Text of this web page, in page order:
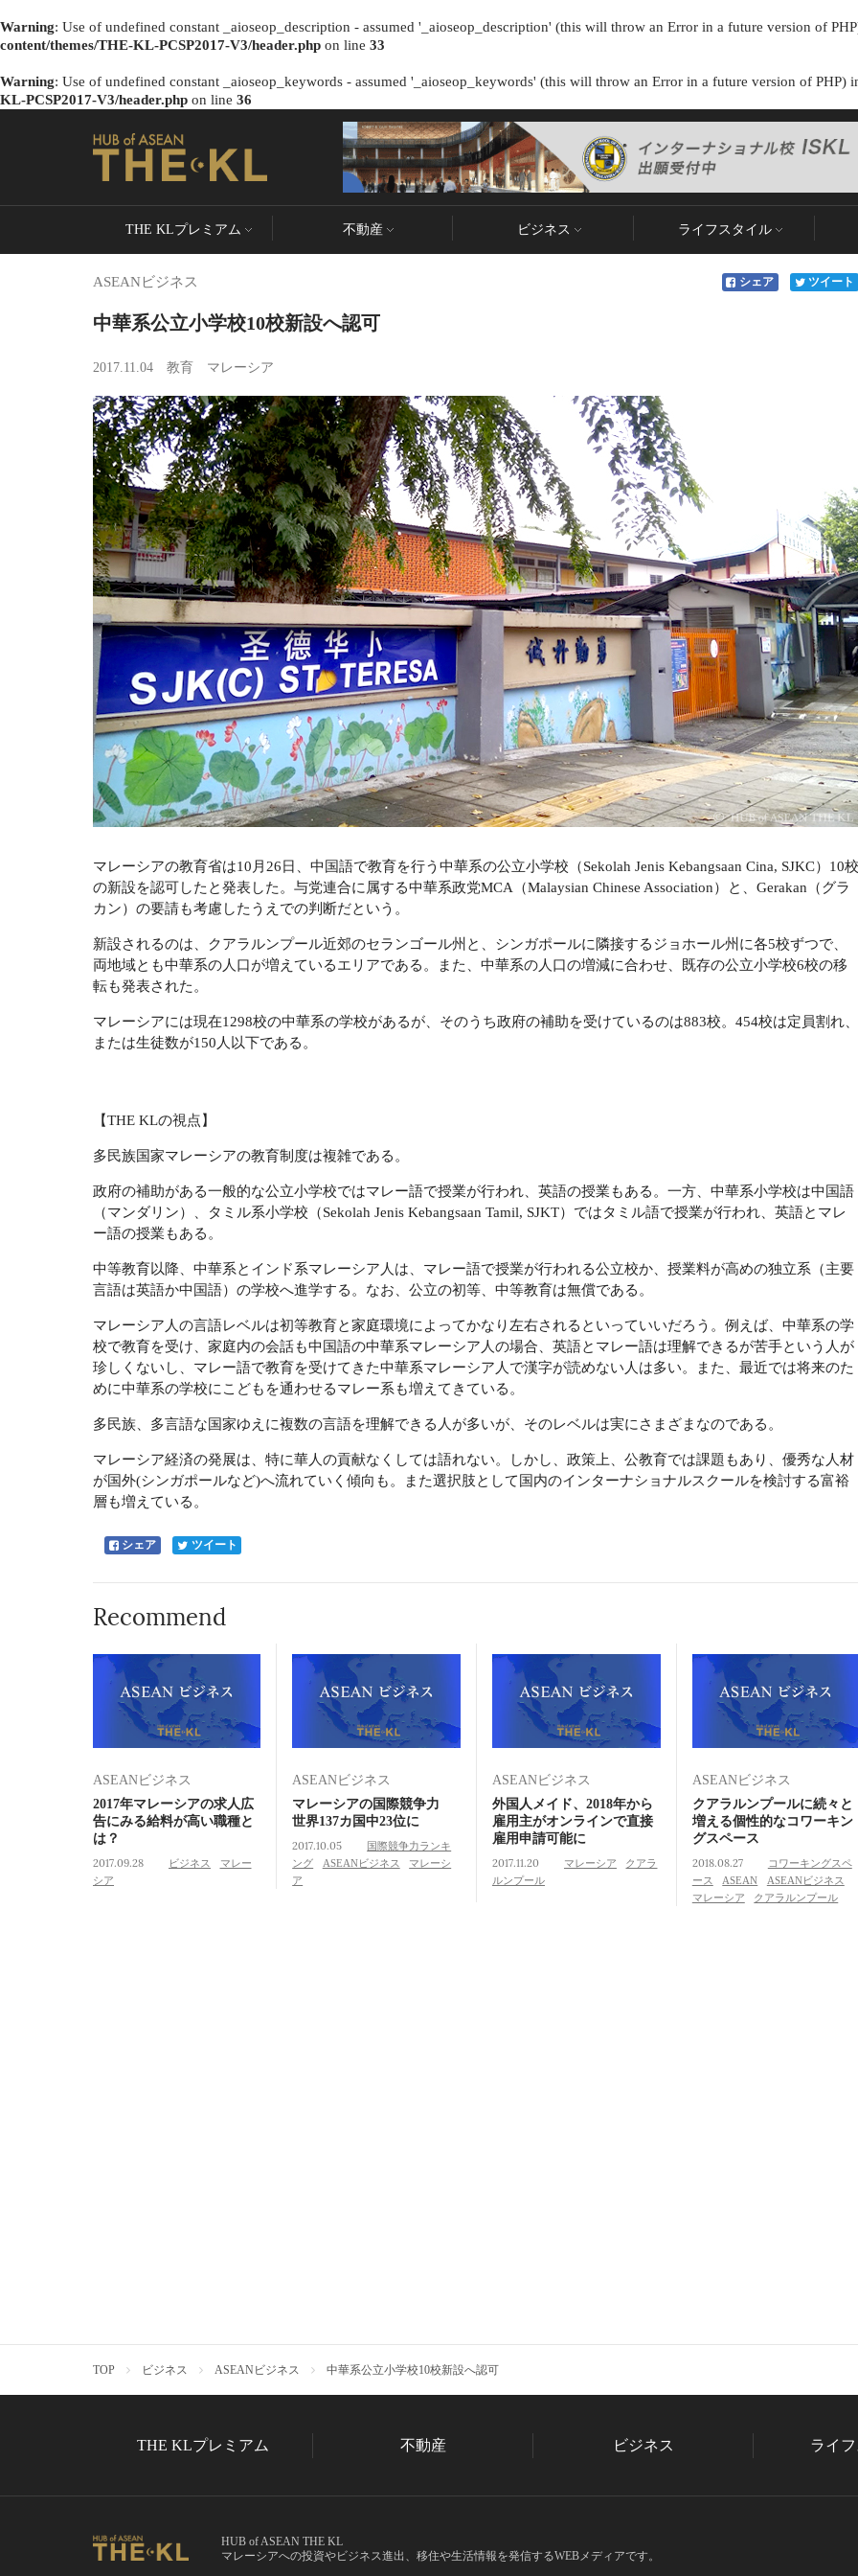
Warning: Use of undefined constant _aioseop_description - assumed '_aioseop_description' (this will throw an Error in a future version of
content/themes/THE-KL-PCSP2017-V3/header.php on line 33
Warning: Use of undefined constant _aioseop_keywords - assumed '_aioseop_keywords' (this will throw an Error in a future version of PHP)
KL-PCSP2017-V3/header.php on line 36
THE KLプレミアム 不動産 ビジネス ライフスタイル
ASEANビジネス シェア ツイート
中華系公立小学校10校新設へ認可
2017.11.04 教育 マレーシア
マレーシアの教育省は10月26日、中国語で教育を行う中華系の公立小学校（Sekolah Jenis Kebangsaan Cina, SJKC）10校
の新設を認可したと発表した。与党連合に属する中華系政党MCA（Malaysian Chinese Association）と、Gerakan（グラ
カン）の要請も考慮したうえでの判断だという。
新設されるのは、クアラルンプール近郊のセランゴール州と、シンガポールに隣接するジョホール州に各5校ずつで、
両地域とも中華系の人口が増えているエリアである。また、中華系の人口の増減に合わせ、既存の公立小学校6校の移
転も発表された。
マレーシアには現在1298校の中華系の学校があるが、そのうち政府の補助を受けているのは883校。454校は定員割れ、
または生徒数が150人以下である。
【THE KLの視点】
多民族国家マレーシアの教育制度は複雑である。
政府の補助がある一般的な公立小学校ではマレー語で授業が行われ、英語の授業もある。一方、中華系小学校は中国語
（マンダリン）、タミル系小学校（Sekolah Jenis Kebangsaan Tamil, SJKT）ではタミル語で授業が行われ、英語とマレ
ー語の授業もある。
中等教育以降、中華系とインド系マレーシア人は、マレー語で授業が行われる公立校か、授業料が高めの独立系（主要
言語は英語か中国語）の学校へ進学する。なお、公立の初等、中等教育は無償である。
マレーシア人の言語レベルは初等教育と家庭環境によってかなり左右されるといっていいだろう。例えば、中華系の学
校で教育を受け、家庭内の会話も中国語の中華系マレーシア人の場合、英語とマレー語は理解できるが苦手という人が
珍しくないし、マレー語で教育を受けてきた中華系マレーシア人で漢字が読めない人は多い。また、最近では将来のた
めに中華系の学校にこどもを通わせるマレー系も増えてきている。
多民族、多言語な国家ゆえに複数の言語を理解できる人が多いが、そのレベルは実にさまざまなのである。
マレーシア経済の発展は、特に華人の貢献なくしては語れない。しかし、政策上、公教育では課題もあり、優秀な人材
が国外(シンガポールなど)へ流れていく傾向も。また選択肢として国内のインターナショナルスクールを検討する富裕
層も増えている。
シェア ツイート
Recommend
ASEANビジネス
2017年マレーシアの求人広
告にみる給料が高い職種と
は？
2017.09.28 ビジネス
マレー
シア
ASEANビジネス
マレーシアの国際競争力
世界137カ国中23位に
2017.10.05
国際競争力ランキ
ング
ASEANビジネス
マレーシ
ア
ASEANビジネス
外国人メイド、2018年から
雇用主がオンラインで直接
雇用申請可能に
2017.11.20 マレーシア
クアラ
ルンプール
ASEANビジネス
クアラルンプールに続々と
増える個性的なコワーキン
グスペース
2018.08.27
コワーキングスペ
ース
ASEAN
ASEANビジネス
マレーシア
クアラルンプール
TOP ビジネス ASEANビジネス 中華系公立小学校10校新設へ認可
THE KLプレミアム 不動産 ビジネス ライ
HUB of ASEAN THE KL
マレーシアへの投資やビジネス進出、移住や生活情報を発信するWEBメディアです。